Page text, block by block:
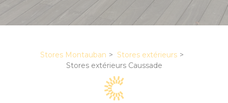
Stores Montauban
Stores extérieurs
Stores extérieurs Caussade